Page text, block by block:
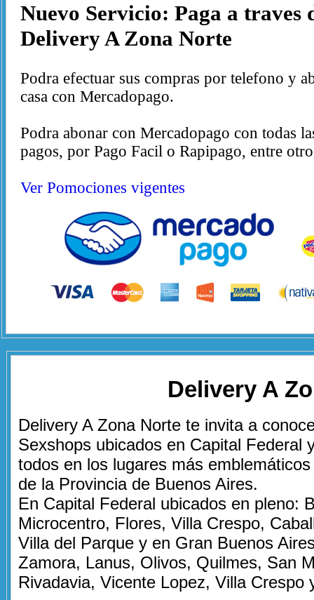
Nuevo Servicio: Paga a traves
Delivery A Zona Norte
Podra efectuar sus compras por telefono y
casa con Mercadopago.
Podra abonar con Mercadopago con todas
pagos, por Pago Facil o Rapipago, entre
Ver Pomociones vigentes
Delivery A
Delivery A Zona Norte te invita a
Sexshops ubicados en Capital Federal
todos en los lugares más
de la Provincia de Buenos Aires.
En Capital Federal ubicados en pleno:
Microcentro, Flores, Villa Crespo,
Villa del Parque y en Gran Buenos
Zamora, Lanus, Olivos, Quilmes, San
Rivadavia, Vicente Lopez, Villa Crespo